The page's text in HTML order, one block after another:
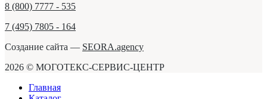
8 (800) 7777 - 535
7 (495) 7805 - 164
Создание сайта — SEORA.agency
2026 © МОГОТЕКС-СЕРВИС-ЦЕНТР
Главная